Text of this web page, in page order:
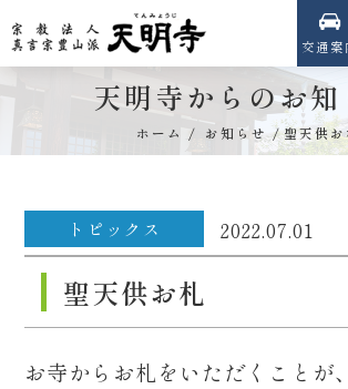
交通案
天明寺からのお知
ホーム お知らせ 聖天供お
トピックス 2022.07.01
聖天供お札
お寺からお札をいただくことが